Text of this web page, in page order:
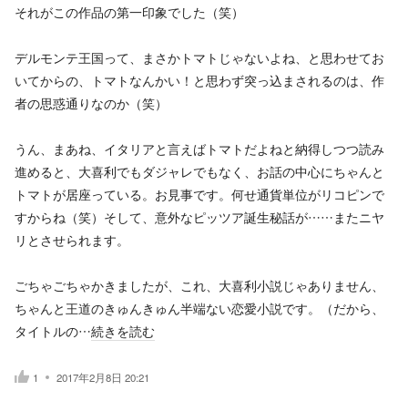
それがこの作品の第一印象でした（笑）
デルモンテ王国って、まさかトマトじゃないよね、と思わせてお
いてからの、トマトなんかい！と思わず突っ込まされるのは、作
者の思惑通りなのか（笑）
うん、まあね、イタリアと言えばトマトだよねと納得しつつ読み
進めると、大喜利でもダジャレでもなく、お話の中心にちゃんと
トマトが居座っている。お見事です。何せ通貨単位がリコピンで
すからね（笑）そして、意外なピッツア誕生秘話が……またニヤ
リとさせられます。
ごちゃごちゃかきましたが、これ、大喜利小説じゃありません、
ちゃんと王道のきゅんきゅん半端ない恋愛小説です。（だから、
タイトルの…続きを読む
1 2017年2月8日 20:21